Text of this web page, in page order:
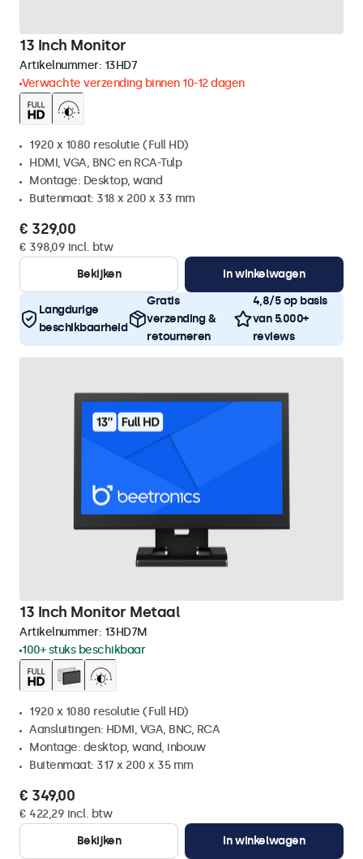
13 Inch Monitor
Artikelnummer: 13HD7
Verwachte verzending binnen 10-12 dagen
1920 x 1080 resolutie (Full HD)
HDMI, VGA, BNC en RCA-Tulp
Montage: Desktop, wand
Buitenmaat: 318 x 200 x 33 mm
€ 329,00
€ 398,09 incl. btw
Bekijken
In winkelwagen
Langdurige
beschikbaarheid
Gratis
verzending &
retourneren
4,8/5 op basis
van 5.000+
reviews
13 Inch Monitor Metaal
Artikelnummer: 13HD7M
100+ stuks beschikbaar
1920 x 1080 resolutie (Full HD)
Aansluitingen: HDMI, VGA, BNC, RCA
Montage: desktop, wand, inbouw
Buitenmaat: 317 x 200 x 35 mm
€ 349,00
€ 422,29 incl. btw
Bekijken
In winkelwagen